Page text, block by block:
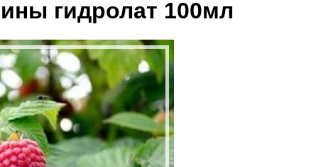
гидролат 100мл